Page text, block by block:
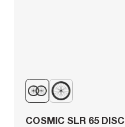
COSMIC SLR 65 DISC